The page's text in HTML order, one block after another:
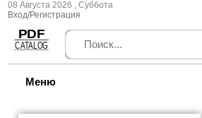
08 Августа 2026 , Суббота
Вход/Регистрация
Меню